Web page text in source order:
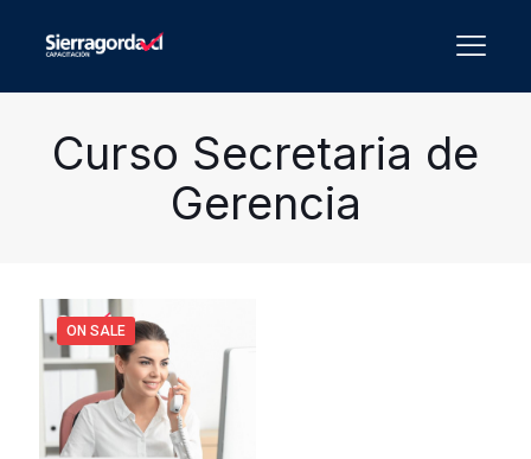
Curso Secretaria de
Gerencia
ON SALE